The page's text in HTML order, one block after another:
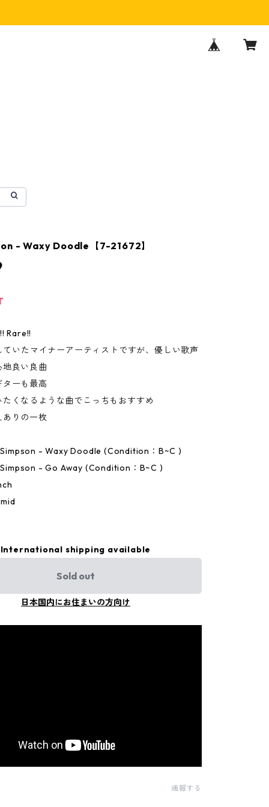
- Waxy Doodle【7-21672】
Rare!!
いたマイナーアーティストですが、優しい歌声
良い良曲
ーも最高
くなるような曲でこっちもおすすめ
りの一枚
- Waxy Doodle (Condition：B~C )
- Go Away (Condition：B~C )
International shipping available
Sold out
日本国内にお住まいの方向け
通報する